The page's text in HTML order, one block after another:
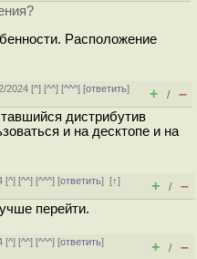
Расположение
2024 [^] [^^] [^^^] [ответить]
+ / –
дистрибутив
и на десктопе и на
[^] [^^] [^^^] [ответить][↑]
+ / –
перейти.
[^] [^^] [^^^] [ответить]
+ / –